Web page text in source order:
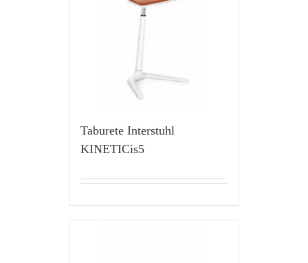
Taburete Interstuhl
KINETICis5